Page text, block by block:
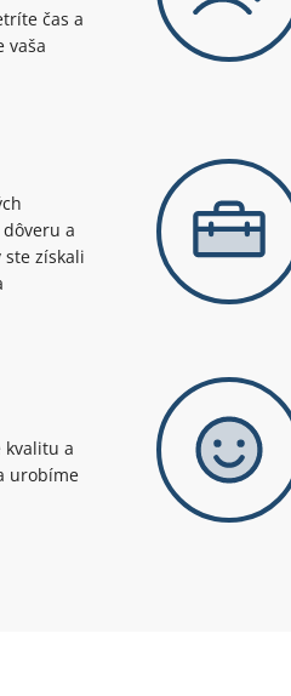
čas a
vaša
a
získali
kvalitu a
urobíme